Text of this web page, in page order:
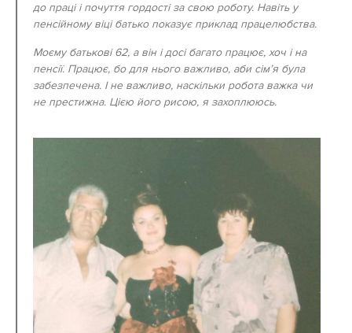
до праці і почуття гордості за свою роботу. Навіть у
пенсійному віці батько показує приклад працелюбства.
Моєму батькові 62, а він і досі багато працює, хоч і на
пенсії. Працює, бо для нього важливо, аби сім’я була
забезпечена. І не важливо, наскільки робота важка чи
не престижна. Цією його рисою, я захоплююсь.